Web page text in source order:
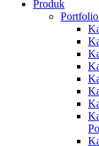
Produk